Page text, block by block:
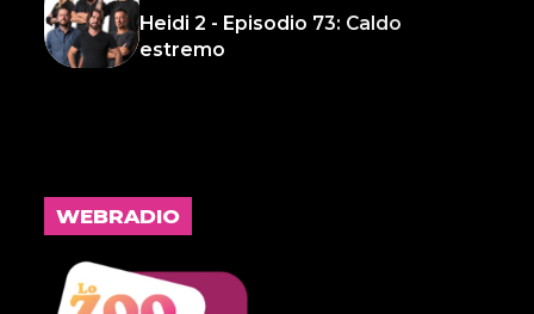
Heidi 2 - Episodio 73: Caldo
estremo
frammenti d'anima 32
14 LUGLIO 2026
WEBRADIO